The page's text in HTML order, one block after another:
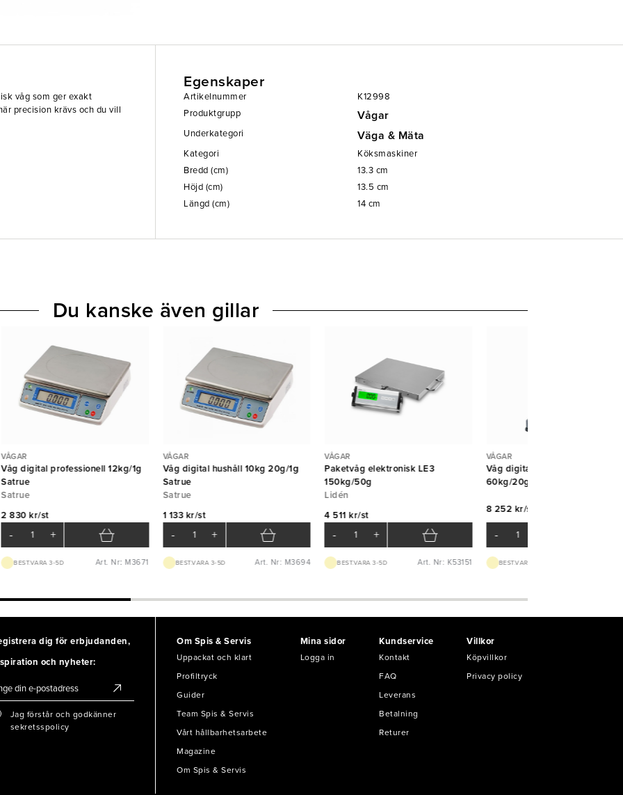
våg som ger exakt
precision krävs och du vill
Egenskaper
Artikelnummer
K12998
Produktgrupp
Vågar
Underkategori Väga & Mäta
Kategori
Köksmaskiner
Bredd (cm)
13.3 cm
Höjd (cm)
13.5 cm
Längd (cm)
14 cm
VÅGAR
Våg digital professionell 12kg/1g
Satrue
Satrue
2 830 kr/st
- +
BEST.VARA 3-5D Art. Nr: M3671
VÅGAR
Våg digital hushåll 10kg 20g/1g
Satrue
Satrue
1 133 kr/st
- +
BEST.VARA 3-5D Art. Nr: M3694
VÅGAR
Paketvåg elektronisk LE3
150kg/50g
Lidén
4 511 kr/st
- +
BEST.VARA 3-5D Art. Nr: K53151
VÅGAR
Våg digital lager vattentålig
60kg/20gr
8 252 kr/st
-
BEST.VARA 3-5D
Du kanske även gillar
dig för erbjudanden,
och nyheter:
Jag förstår och godkänner
sekretsspolicy
Om Spis & Servis
Uppackat och klart
Profiltryck
Guider
Team Spis & Servis
Vårt hållbarhetsarbete
Magazine
Om Spis & Servis
Mina sidor
Logga in
Kundservice
Kontakt
FAQ
Leverans
Betalning
Returer
Villkor
Köpvillkor
Privacy policy